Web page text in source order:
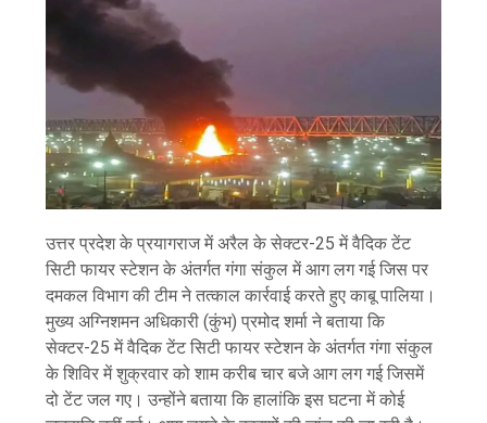
उत्तर प्रदेश के प्रयागराज में अरैल के सेक्टर-25 में वैदिक टेंट
सिटी फायर स्टेशन के अंतर्गत गंगा संकुल में आग लग गई जिस पर
दमकल विभाग की टीम ने तत्काल कार्रवाई करते हुए काबू पालिया।
मुख्य अग्निशमन अधिकारी (कुंभ) प्रमोद शर्मा ने बताया कि
सेक्टर-25 में वैदिक टेंट सिटी फायर स्टेशन के अंतर्गत गंगा संकुल
के शिविर में शुक्रवार को शाम करीब चार बजे आग लग गई जिसमें
दो टेंट जल गए। उन्होंने बताया कि हालांकि इस घटना में कोई